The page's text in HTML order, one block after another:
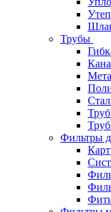
Трубы
Фильтры